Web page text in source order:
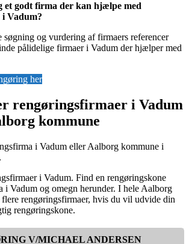
et godt firma der kan hjælpe med
Vadum?
og vurdering af firmaers referencer
pålidelige firmaer i Vadum der hjælper med
her
rengøringsfirmaer i Vadum
kommune
i Vadum eller Aalborg kommune i
i Vadum. Find en rengøringskone
i Vadum og omegn herunder. I hele Aalborg
rengøringsfirmaer, hvis du vil udvide din
rengøringskone.
V/MICHAEL ANDERSEN